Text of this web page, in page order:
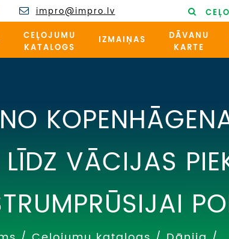
impro@impro.lv
CEĻOJUMU
KATALOGS
IZMAIŅAS
DĀVANU
KARTE
VĀCIJAS